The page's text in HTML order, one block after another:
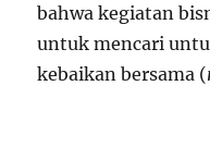
bahwa kegiatan
untuk mencari
kebaikan bersama (